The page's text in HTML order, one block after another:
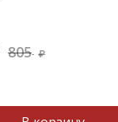
805 ₽